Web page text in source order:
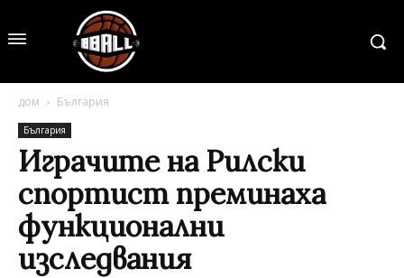
дом България
България
Играчите на Рилски
спортист преминаха
функционални
изследвания